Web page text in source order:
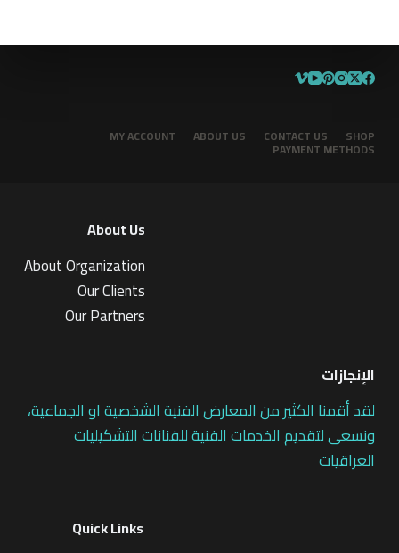
SHOP
CONTACT US
ABOUT US
MY ACCOUNT
PAYMENT METHODS
About Us
About Organization
Our Clients
Our Partners
الإنجازات
لقد أقمنا الكثير من المعارض الفنية الشخصية او الجماعية،
ونسعى لتقديم الخدمات الفنية للفنانات التشكيليات
العراقيات
Quick Links